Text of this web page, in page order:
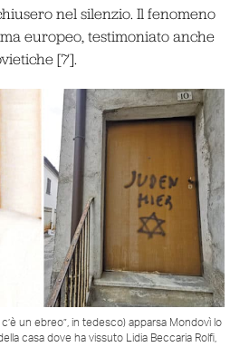
nel silenzio. Il fenomeno
europeo, testimoniato anche
[7].
c’è un ebreo”, in tedesco) apparsa Mondovì lo
casa dove ha vissuto Lidia Beccaria Rolfi,